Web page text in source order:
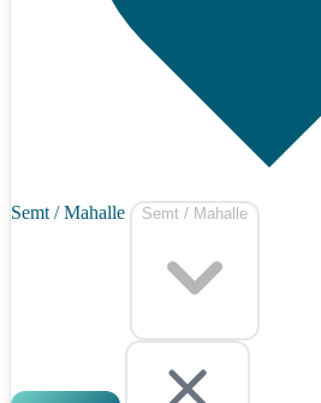
Semt / Mahalle Semt / Mahalle